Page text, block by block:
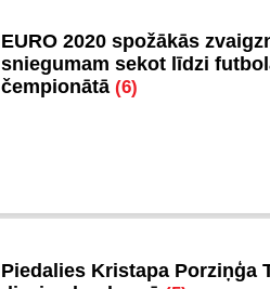
EURO 2020 spožākās
sniegumam sekot līdzi
čempionātā (6)
Piedalies Kristapa Porziņģa